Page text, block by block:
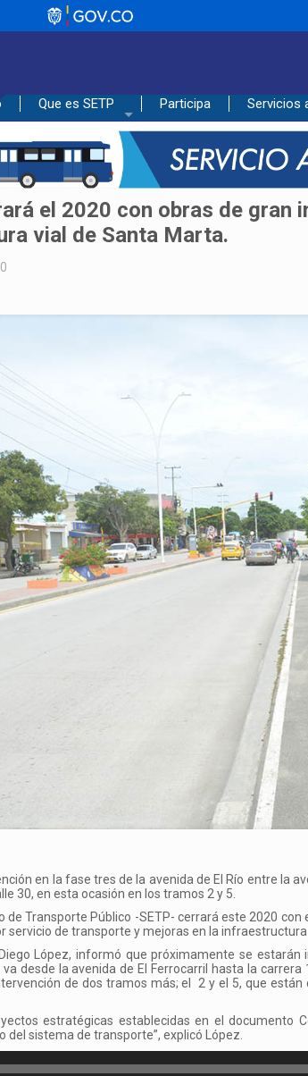
Que es SETP Participa Servicios
el 2020 con obras de gran
vial de Santa Marta.
en la fase tres de la avenida de El Río entre la
30, en esta ocasión en los tramos 2 y 5.
de Transporte Público -SETP- cerrará este 2020
servicio de transporte y mejoras en la infraestructura
López, informó que próximamente se
va desde la avenida de El Ferrocarril hasta la
de dos tramos más; el 2 y el 5, que
estratégicas establecidas en el documento
del sistema de transporte”, explicó López.